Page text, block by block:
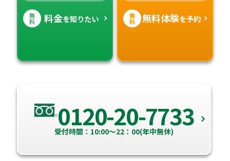
無
料 料金を知りたい 無
料 無料体験を予約
0120-20-7733
受付時間：10:00～22：00(年中無休)